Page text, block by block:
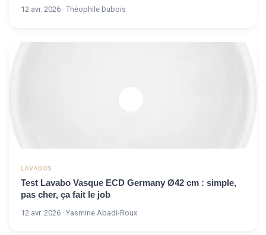
12 avr. 2026 · Théophile Dubois
LAVABOS
Test Lavabo Vasque ECD Germany Ø42 cm : simple,
pas cher, ça fait le job
12 avr. 2026 · Yasmine Abadi-Roux